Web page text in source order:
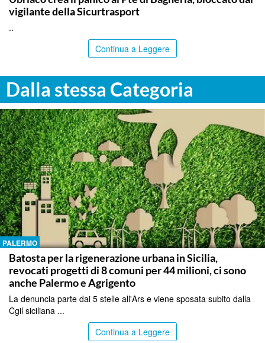
vigilante della Sicurtrasport
..
Continua a Leggere
Dalla stessa Categoria
PALERMO
Batosta per la rigenerazione urbana in Sicilia,
revocati progetti di 8 comuni per 44 milioni, ci sono
anche Palermo e Agrigento
La denuncia parte dai 5 stelle all'Ars e viene sposata subito dalla
Cgil siciliana ...
Continua a Leggere